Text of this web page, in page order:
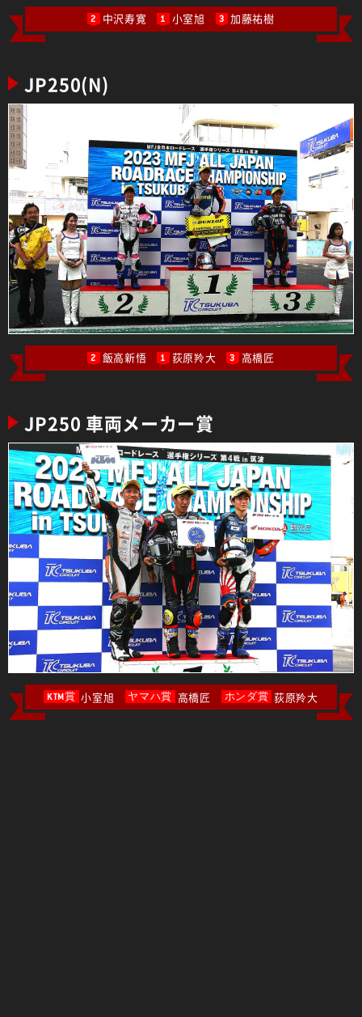
1 小室旭
2 中沢寿寛 3 加藤祐樹
JP250(N)
1 荻原羚大
2 飯高新悟 3 高橋匠
JP250 車両メーカー賞
KTM賞 小室旭 ヤマハ賞 高橋匠 ホンダ賞 荻原羚大